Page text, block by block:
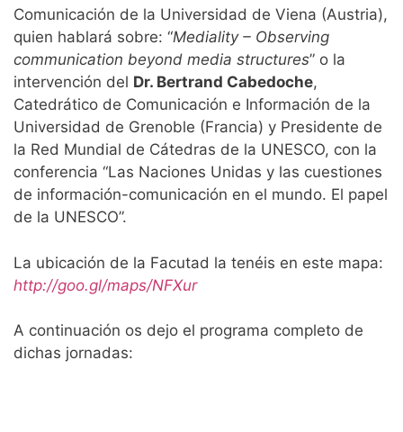
Comunicación de la Universidad de Viena (Austria),
quien hablará sobre: “Mediality – Observing
communication beyond media structures” o la
intervención del Dr. Bertrand Cabedoche,
Catedrático de Comunicación e Información de la
Universidad de Grenoble (Francia) y Presidente de
la Red Mundial de Cátedras de la UNESCO, con la
conferencia “Las Naciones Unidas y las cuestiones
de información-comunicación en el mundo. El papel
de la UNESCO”.
La ubicación de la Facutad la tenéis en este mapa:
http://goo.gl/maps/NFXur
A continuación os dejo el programa completo de
dichas jornadas: